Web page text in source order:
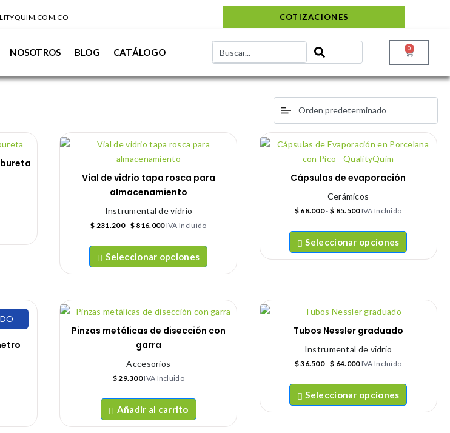
COTIZACIONES
NOSOTROS BLOG CATÁLOGO 0
Vial de vidrio tapa rosca para
almacenamiento
Instrumental de vidrio
$ 231.200- $ 816.000IVA Incluido
Seleccionar opciones
Cápsulas de evaporación
Cerámicos
$68.000- $ 85.500IVA Incluido
Seleccionar opciones
Pinzas metálicas de disección con
garra
Accesorios
$29.300IVA Incluido
Añadir al carrito
Tubos Nessler graduado
Instrumental de vidrio
$36.500- $ 64.000IVA Incluido
Seleccionar opciones